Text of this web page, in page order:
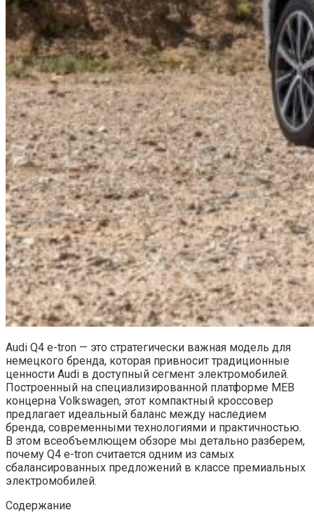
Audi Q4 e-tron — это стратегически важная модель для
немецкого бренда, которая привносит традиционные
ценности Audi в доступный сегмент электромобилей.
Построенный на специализированной платформе MEB
концерна Volkswagen, этот компактный кроссовер
предлагает идеальный баланс между наследием
бренда, современными технологиями и практичностью.
В этом всеобъемлющем обзоре мы детально разберем,
почему Q4 e-tron считается одним из самых
сбалансированных предложений в классе премиальных
электромобилей.
Содержание